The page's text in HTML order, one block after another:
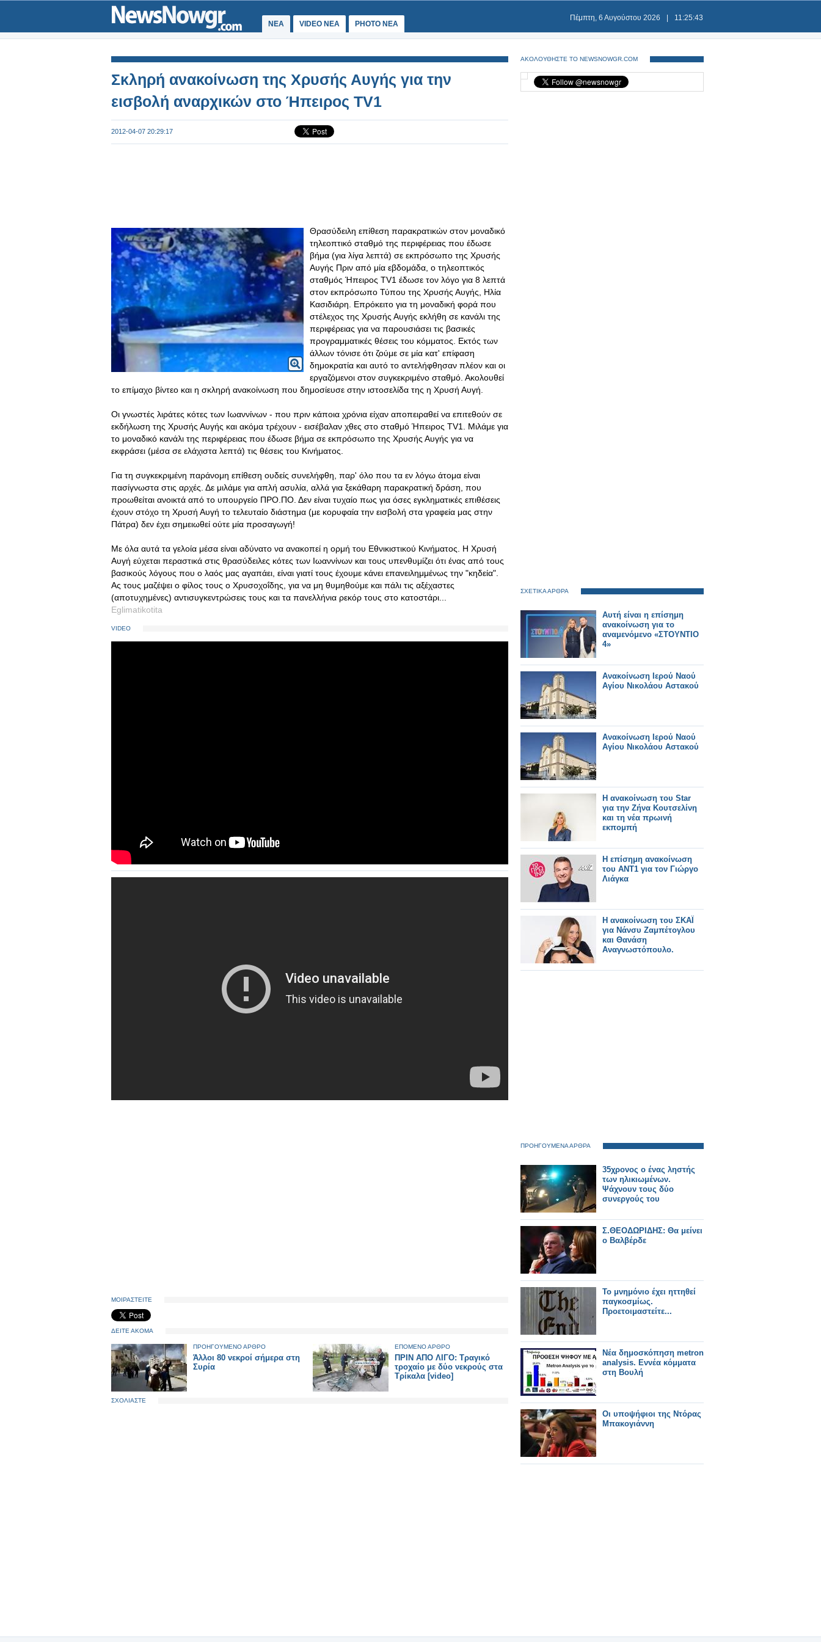
ΝΕΑ VIDEO NEA PHOTO NEA
Πέμπτη, 6 Αυγούστου 2026 11:25:43
Σκληρή ανακοίνωση της Χρυσής Αυγής για την
εισβολή αναρχικών στο Ήπειρος TV1
2012-04-07 20:29:17
Θρασύδειλη επίθεση παρακρατικών στον μοναδικό
τηλεοπτικό σταθμό της περιφέρειας που έδωσε
βήμα (για λίγα λεπτά) σε εκπρόσωπο της Χρυσής
Αυγής Πριν από μία εβδομάδα, ο τηλεοπτικός
σταθμός Ήπειρος TV1 έδωσε τον λόγο για 8 λεπτά
στον εκπρόσωπο Τύπου της Χρυσής Αυγής, Ηλία
Κασιδιάρη. Επρόκειτο για τη μοναδική φορά που
στέλεχος της Χρυσής Αυγής εκλήθη σε κανάλι της
περιφέρειας για να παρουσιάσει τις βασικές
προγραμματικές θέσεις του κόμματος. Εκτός των
άλλων τόνισε ότι ζούμε σε μία κατ' επίφαση
δημοκρατία και αυτό το αντελήφθησαν πλέον και οι
εργαζόμενοι στον συγκεκριμένο σταθμό. Ακολουθεί
το επίμαχο βίντεο και η σκληρή ανακοίνωση που δημοσίευσε στην ιστοσελίδα της η Χρυσή Αυγή.
Οι γνωστές λιράτες κότες των Ιωαννίνων - που πριν κάποια χρόνια είχαν αποπειραθεί να επιτεθούν σε
εκδήλωση της Χρυσής Αυγής και ακόμα τρέχουν - εισέβαλαν χθες στο σταθμό Ήπειρος TV1. Μιλάμε για
το μοναδικό κανάλι της περιφέρειας που έδωσε βήμα σε εκπρόσωπο της Χρυσής Αυγής για να
εκφράσει (μέσα σε ελάχιστα λεπτά) τις θέσεις του Κινήματος.
Για τη συγκεκριμένη παράνομη επίθεση ουδείς συνελήφθη, παρ' όλο που τα εν λόγω άτομα είναι
πασίγνωστα στις αρχές. Δε μιλάμε για απλή ασυλία, αλλά για ξεκάθαρη παρακρατική δράση, που
προωθείται ανοικτά από το υπουργείο ΠΡΟ.ΠΟ. Δεν είναι τυχαίο πως για όσες εγκληματικές επιθέσεις
έχουν στόχο τη Χρυσή Αυγή το τελευταίο διάστημα (με κορυφαία την εισβολή στα γραφεία μας στην
Πάτρα) δεν έχει σημειωθεί ούτε μία προσαγωγή!
Με όλα αυτά τα γελοία μέσα είναι αδύνατο να ανακοπεί η ορμή του Εθνικιστικού Κινήματος. Η Χρυσή
Αυγή εύχεται περαστικά στις θρασύδειλες κότες των Ιωαννίνων και τους υπενθυμίζει ότι ένας από τους
βασικούς λόγους που ο λαός μας αγαπάει, είναι γιατί τους έχουμε κάνει επανειλημμένως την "κηδεία".
Ας τους μαζέψει ο φίλος τους ο Χρυσοχοΐδης, για να μη θυμηθούμε και πάλι τις αξέχαστες
(αποτυχημένες) αντισυγκεντρώσεις τους και τα πανελλήνια ρεκόρ τους στο κατοστάρι...
Eglimatikotita
VIDEO
ΜΟΙΡΑΣΤΕΙΤΕ
ΔΕΙΤΕ ΑΚΟΜΑ
ΠΡΟΗΓΟΥΜΕΝΟ ΑΡΘΡΟ
Άλλοι 80 νεκροί σήμερα στη
Συρία
ΕΠΟΜΕΝΟ ΑΡΘΡΟ
ΠΡΙΝ ΑΠΟ ΛΙΓΟ: Τραγικό
τροχαίο με δύο νεκρούς στα
Τρίκαλα [video]
ΣΧΟΛΙΑΣΤΕ
ΑΚΟΛΟΥΘΗΣΤΕ ΤΟ NEWSNOWGR.COM
ΣΧΕΤΙΚΑ ΑΡΘΡΑ
Αυτή είναι η επίσημη
ανακοίνωση για το
αναμενόμενο «ΣΤΟΥΝΤΙΟ
4»
Ανακοίνωση Ιερού Ναού
Αγίου Νικολάου Αστακού
Ανακοίνωση Ιερού Ναού
Αγίου Νικολάου Αστακού
Η ανακοίνωση του Star
για την Ζήνα Κουτσελίνη
και τη νέα πρωινή
εκπομπή
Η επίσημη ανακοίνωση
του ΑΝΤ1 για τον Γιώργο
Λιάγκα
Η ανακοίνωση του ΣΚΑΪ
για Νάνσυ Ζαμπέτογλου
και Θανάση
Αναγνωστόπουλο.
ΠΡΟΗΓΟΥΜΕΝΑ ΑΡΘΡΑ
35χρονος ο ένας ληστής
των ηλικιωμένων.
Ψάχνουν τους δύο
συνεργούς του
Σ.ΘΕΟΔΩΡΙΔΗΣ: Θα μείνει
ο Βαλβέρδε
Το μνημόνιο έχει ηττηθεί
παγκοσμίως.
Προετοιμαστείτε...
Νέα δημοσκόπηση metron
analysis. Εννέα κόμματα
στη Βουλή
Οι υποψήφιοι της Ντόρας
Μπακογιάννη